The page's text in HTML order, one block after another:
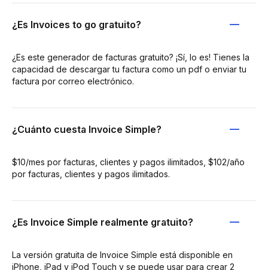
¿Es Invoices to go gratuito?
¿Es este generador de facturas gratuito? ¡Sí, lo es! Tienes la
capacidad de descargar tu factura como un pdf o enviar tu
factura por correo electrónico.
¿Cuánto cuesta Invoice Simple?
$10/mes por facturas, clientes y pagos ilimitados, $102/año
por facturas, clientes y pagos ilimitados.
¿Es Invoice Simple realmente gratuito?
La versión gratuita de Invoice Simple está disponible en
iPhone, iPad y iPod Touch y se puede usar para crear 2